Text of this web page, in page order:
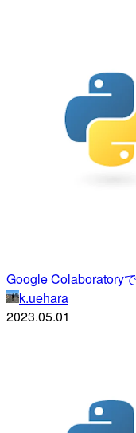
Google Colaboratory
k.uehara
2023.05.01